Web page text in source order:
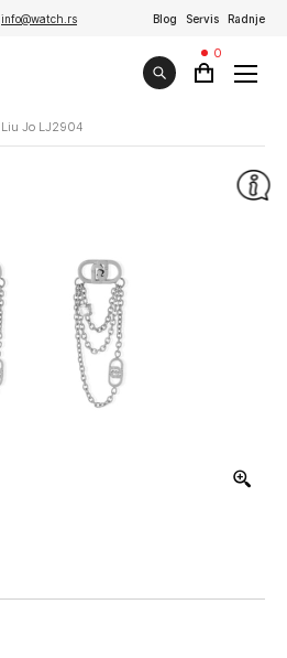
info@watch.rs Blog Servis Radnje
0
Liu Jo LJ2904